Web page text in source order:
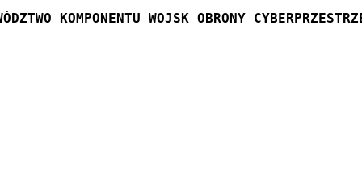
KOMPONENTU WOJSK OBRONY